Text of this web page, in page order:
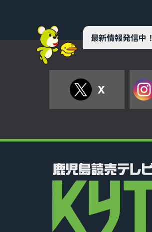
最新情報発信中！
X